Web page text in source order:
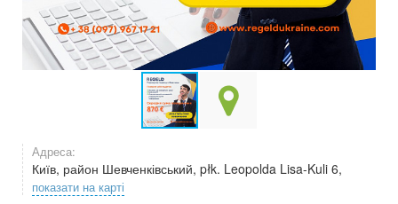
Адреса:
Київ, район Шевченківський, płk. Leopolda Lisa-Kuli 6,
показати на карті